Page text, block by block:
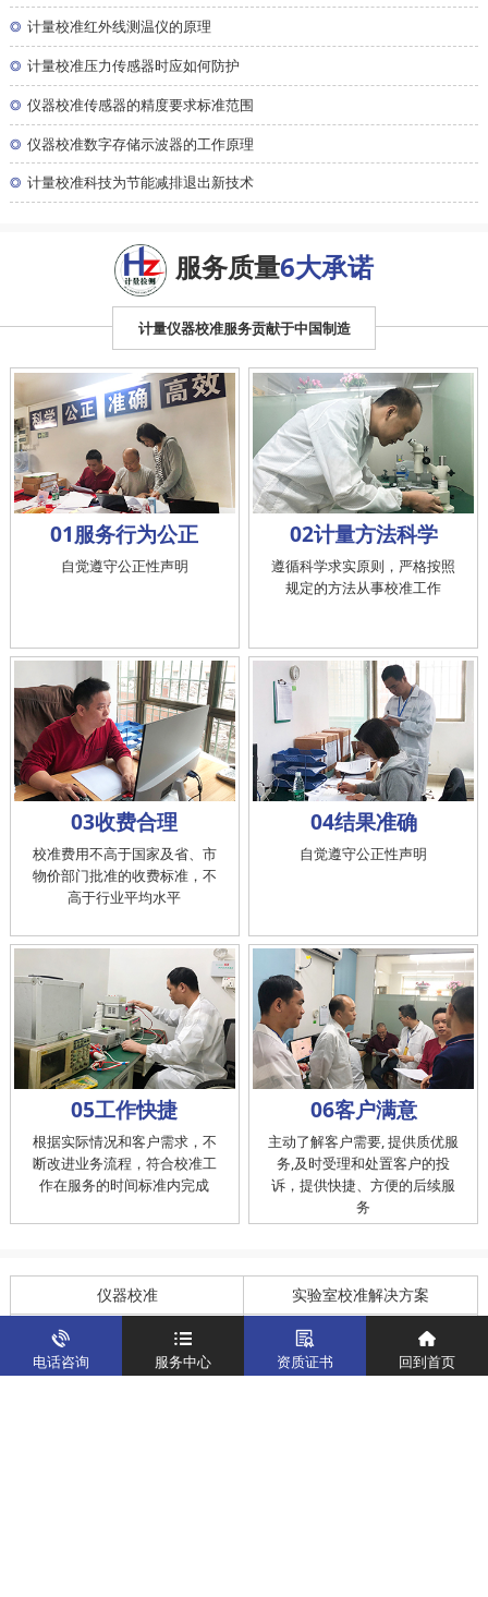
◎ 计量校准红外线测温仪的原理
◎ 计量校准压力传感器时应如何防护
◎ 仪器校准传感器的精度要求标准范围
◎ 仪器校准数字存储示波器的工作原理
◎ 计量校准科技为节能减排退出新技术
服务质量6大承诺
计量仪器校准服务贡献于中国制造
01服务行为公正
自觉遵守公正性声明
02计量方法科学
遵循科学求实原则，严格按照
规定的方法从事校准工作
03收费合理
校准费用不高于国家及省、市
物价部门批准的收费标准，不
高于行业平均水平
04结果准确
自觉遵守公正性声明
05工作快捷
根据实际情况和客户需求，不
断改进业务流程，符合校准工
作在服务的时间标准内完成
06客户满意
主动了解客户需要, 提供质优服
务,及时受理和处置客户的投
诉，提供快捷、方便的后续服
务
仪器校准 实验室校准解决方案
制造仪器校准解决方案 计量校准实验室
关于我们 新闻资讯
电话咨询 服务中心 资质证书 回到首页